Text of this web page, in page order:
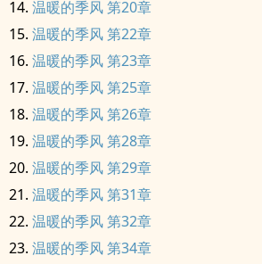
温暖的季风 第20章
温暖的季风 第22章
温暖的季风 第23章
温暖的季风 第25章
温暖的季风 第26章
温暖的季风 第28章
温暖的季风 第29章
温暖的季风 第31章
温暖的季风 第32章
温暖的季风 第34章